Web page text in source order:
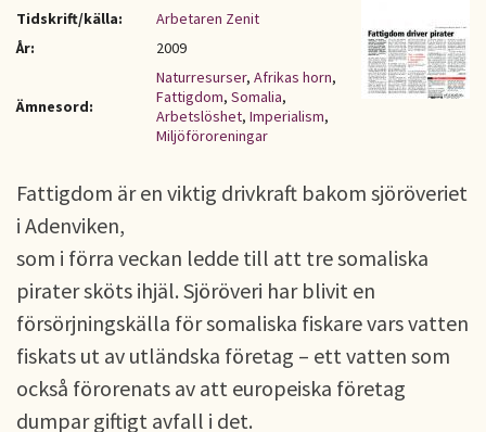
Tidskrift/källa:
Arbetaren Zenit
År:
2009
Ämnesord:
Naturresurser, Afrikas horn,
Fattigdom, Somalia,
Arbetslöshet, Imperialism,
Miljöföroreningar
Fattigdom är en viktig drivkraft bakom sjöröveriet
i Adenviken,
som i förra veckan ledde till att tre somaliska
pirater sköts ihjäl. Sjöröveri har blivit en
försörjningskälla för somaliska fiskare vars vatten
fiskats ut av utländska företag – ett vatten som
också förorenats av att europeiska företag
dumpar giftigt avfall i det.